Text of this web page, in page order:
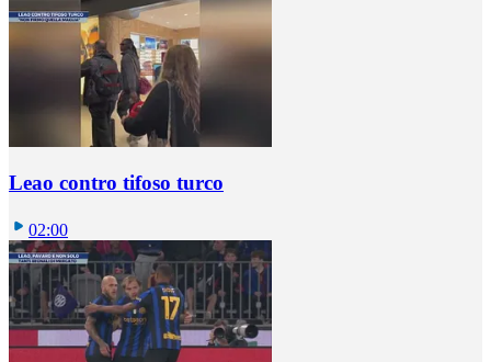
Leao contro tifoso turco
02:00